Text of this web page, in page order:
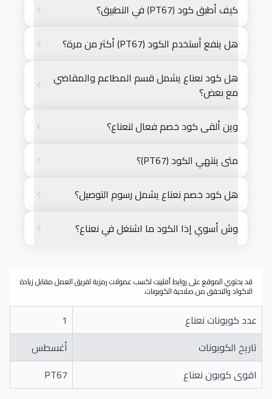
كيف أطبق كود (PT67) في التطبيق؟
هل ينفع أستخدم الكود (PT67) أكثر من مرة؟
هل كود نعناع يشمل قسم المطاعم والمقاضي
مع بعض؟
وين ألقى كود خصم فعال لنعناع؟
متى ينتهي الكود (PT67)؟
هل كود خصم نعناع يشمل رسوم التوصيل؟
وش أسوي إذا الكود ما اشتغل في نعناع؟
قد يحتوي الموقع على روابط أفلييت لكسب عمولات رمزية لفريق العمل مقابل زيادة
الاكواد والتحقق من صلاحية الكوبونات.
عدد كوبونات نعناع
1
تاريخ الكوبونات
أغسطس
اقوى كوبون نعناع
PT67